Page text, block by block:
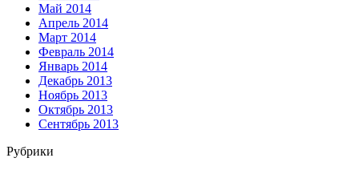
Май 2014
Апрель 2014
Март 2014
Февраль 2014
Январь 2014
Декабрь 2013
Ноябрь 2013
Октябрь 2013
Сентябрь 2013
Рубрики